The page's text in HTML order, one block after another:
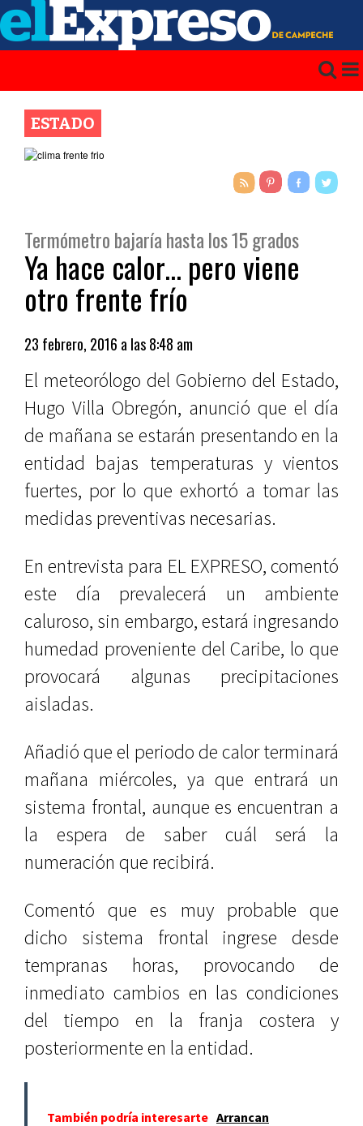
ESTADO
Termómetro bajaría hasta los 15 grados
Ya hace calor… pero viene
otro frente frío
23 febrero, 2016 a las 8:48 am
El meteorólogo del Gobierno del Estado,
Hugo Villa Obregón, anunció que el día
de mañana se estarán presentando en la
entidad bajas temperaturas y vientos
fuertes, por lo que exhortó a tomar las
medidas preventivas necesarias.
En entrevista para EL EXPRESO, comentó
este día prevalecerá un ambiente
caluroso, sin embargo, estará ingresando
humedad proveniente del Caribe, lo que
provocará algunas precipitaciones
aisladas.
Añadió que el periodo de calor terminará
mañana miércoles, ya que entrará un
sistema frontal, aunque es encuentran a
la espera de saber cuál será la
numeración que recibirá.
Comentó que es muy probable que
dicho sistema frontal ingrese desde
tempranas horas, provocando de
inmediato cambios en las condiciones
del tiempo en la franja costera y
posteriormente en la entidad.
También podría interesarte Arrancan